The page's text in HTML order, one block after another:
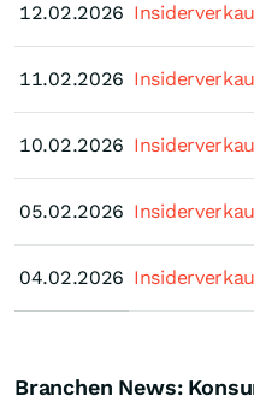
12.02.2026
11.02.2026
10.02.2026
05.02.2026
04.02.2026
12.02.2026
11.02.2026
10.02.2026
05.02.2026
04.02.2026
Branchen News: